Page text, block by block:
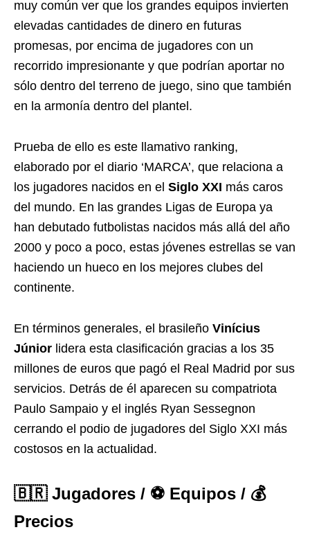
muy común ver que los grandes equipos invierten
elevadas cantidades de dinero en futuras
promesas, por encima de jugadores con un
recorrido impresionante y que podrían aportar no
sólo dentro del terreno de juego, sino que también
en la armonía dentro del plantel.
Prueba de ello es este llamativo ranking,
elaborado por el diario ‘MARCA’, que relaciona a
los jugadores nacidos en el Siglo XXI más caros
del mundo. En las grandes Ligas de Europa ya
han debutado futbolistas nacidos más allá del año
2000 y poco a poco, estas jóvenes estrellas se van
haciendo un hueco en los mejores clubes del
continente.
En términos generales, el brasileño Vinícius
Júnior lidera esta clasificación gracias a los 35
millones de euros que pagó el Real Madrid por sus
servicios. Detrás de él aparecen su compatriota
Paulo Sampaio y el inglés Ryan Sessegnon
cerrando el podio de jugadores del Siglo XXI más
costosos en la actualidad.
🇧🇷 Jugadores / ⚽ Equipos / 💰
Precios